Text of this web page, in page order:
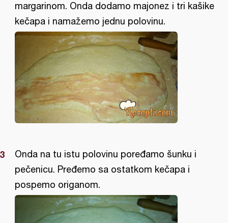
margarinom. Onda dodamo majonez i tri kašike
kečapa i namažemo jednu polovinu.
Onda na tu istu polovinu poređamo šunku i
pečenicu. Pređemo sa ostatkom kečapa i
pospemo origanom.